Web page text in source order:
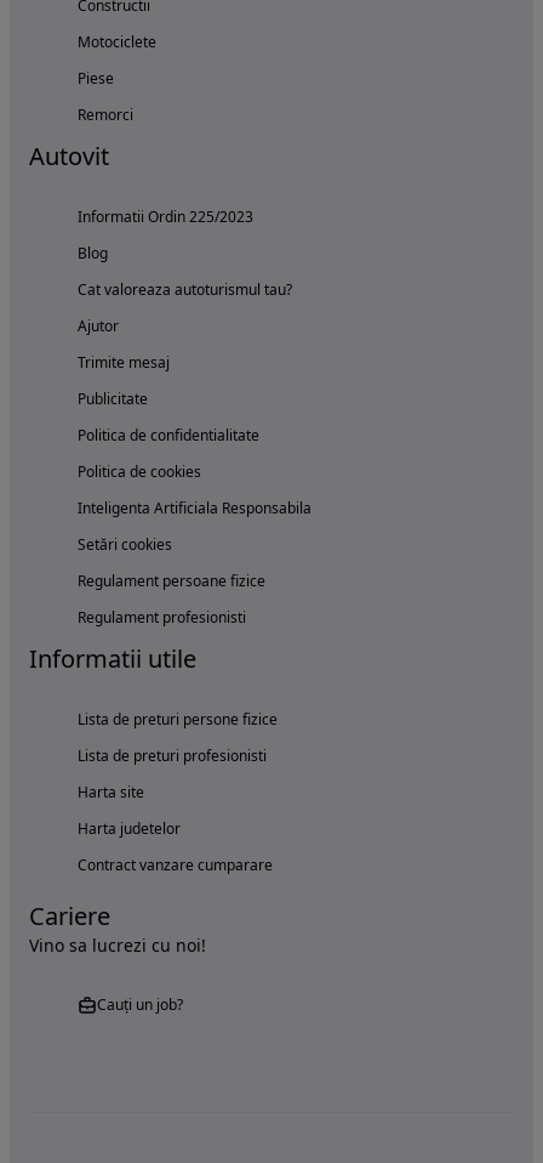
Constructii
Motociclete
Piese
Remorci
Autovit
Informatii Ordin 225/2023
Blog
Cat valoreaza autoturismul tau?
Ajutor
Trimite mesaj
Publicitate
Politica de confidentialitate
Politica de cookies
Inteligenta Artificiala Responsabila
Setări cookies
Regulament persoane fizice
Regulament profesionisti
Informatii utile
Lista de preturi persone fizice
Lista de preturi profesionisti
Harta site
Harta judetelor
Contract vanzare cumparare
Cariere
Vino sa lucrezi cu noi!
Cauți un job?